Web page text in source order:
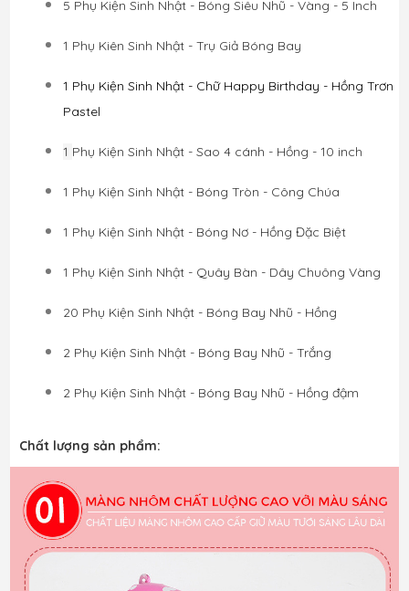
5 Phụ Kiện Sinh Nhật - Bóng Siêu Nhũ - Vàng - 5 Inch
1 Phụ Kiên Sinh Nhật - Trụ Giả Bóng Bay
1 Phụ Kiện Sinh Nhật - Chữ Happy Birthday - Hồng Trơn
Pastel
1 Phụ Kiện Sinh Nhật - Sao 4 cánh - Hồng - 10 inch
1 Phụ Kiện Sinh Nhật - Bóng Tròn - Công Chúa
1 Phụ Kiện Sinh Nhật - Bóng Nơ - Hồng Đặc Biệt
1 Phụ Kiện Sinh Nhật - Quây Bàn - Dây Chuông Vàng
20 Phụ Kiện Sinh Nhật - Bóng Bay Nhũ - Hồng
2 Phụ Kiện Sinh Nhật - Bóng Bay Nhũ - Trắng
2 Phụ Kiện Sinh Nhật - Bóng Bay Nhũ - Hồng đậm
Chất lượng sản phẩm: